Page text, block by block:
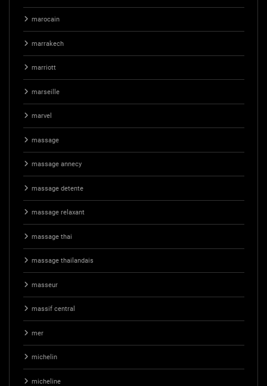
marocain
marrakech
marriott
marseille
marvel
massage
massage annecy
massage detente
massage relaxant
massage thai
massage thailandais
masseur
massif central
mer
michelin
micheline